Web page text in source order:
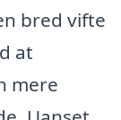
bred vifte
at
mere